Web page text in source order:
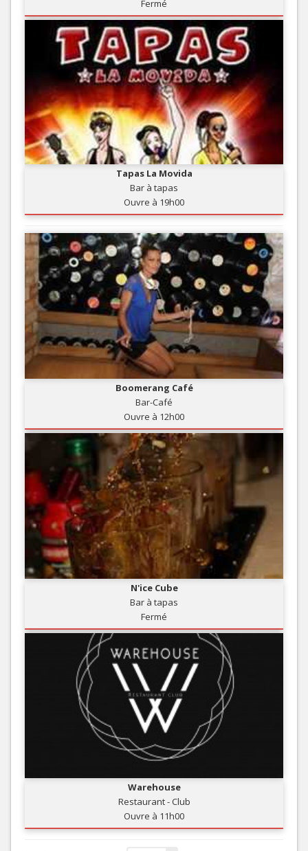
Fermé
Tapas La Movida
Bar à tapas
Ouvre à 19h00
Boomerang Café
Bar-Café
Ouvre à 12h00
N'ice Cube
Bar à tapas
Fermé
Warehouse
Restaurant - Club
Ouvre à 11h00